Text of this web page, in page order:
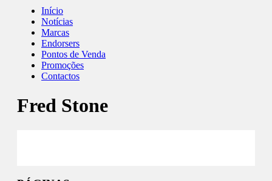
Início
Notícias
Marcas
Endorsers
Pontos de Venda
Promoções
Contactos
Fred Stone